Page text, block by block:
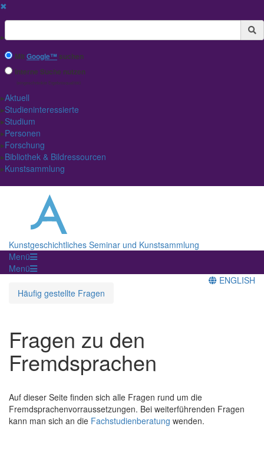
✖
Suchbegriff
MitGoogle™ suchen
Interne Suche nutzen
(eingeschränkte Ergebnisqualität)
Aktuell
Studieninteressierte
Studium
Personen
Forschung
Bibliothek & Bildressourcen
Kunstsammlung
Kunstgeschichtliches Seminar und Kunstsammlung
Menü
Menü
Häufig gestellte Fragen
ENGLISH
Fragen zu den
Fremdsprachen
Auf dieser Seite finden sich alle Fragen rund um die
Fremdsprachenvorraussetzungen. Bei weiterführenden Fragen
kann man sich an die Fachstudienberatung wenden.